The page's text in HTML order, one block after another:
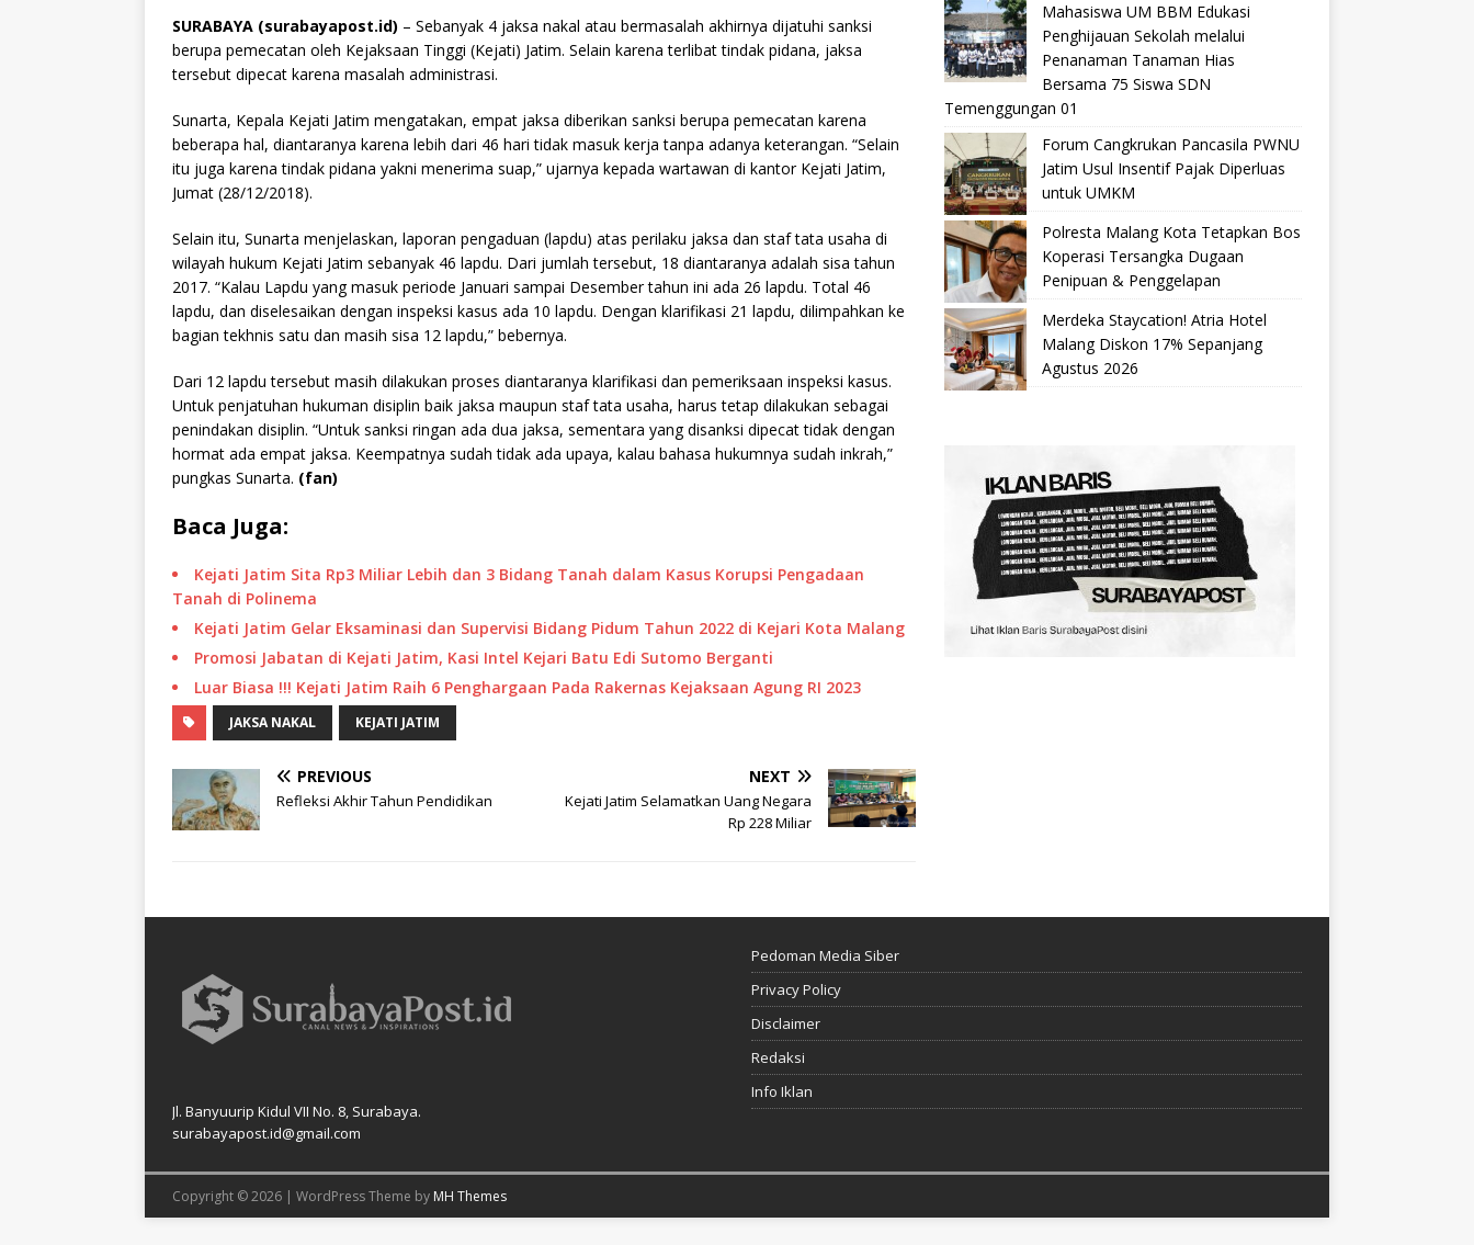
SURABAYA (surabayapost.id) – Sebanyak 4 jaksa nakal atau bermasalah akhirnya dijatuhi sanksi
berupa pemecatan oleh Kejaksaan Tinggi (Kejati) Jatim. Selain karena terlibat tindak pidana, jaksa
tersebut dipecat karena masalah administrasi.
Sunarta, Kepala Kejati Jatim mengatakan, empat jaksa diberikan sanksi berupa pemecatan karena
beberapa hal, diantaranya karena lebih dari 46 hari tidak masuk kerja tanpa adanya keterangan. “Selain
itu juga karena tindak pidana yakni menerima suap,” ujarnya kepada wartawan di kantor Kejati Jatim,
Jumat (28/12/2018).
Selain itu, Sunarta menjelaskan, laporan pengaduan (lapdu) atas perilaku jaksa dan staf tata usaha di
wilayah hukum Kejati Jatim sebanyak 46 lapdu. Dari jumlah tersebut, 18 diantaranya adalah sisa tahun
2017. “Kalau Lapdu yang masuk periode Januari sampai Desember tahun ini ada 26 lapdu. Total 46
lapdu, dan diselesaikan dengan inspeksi kasus ada 10 lapdu. Dengan klarifikasi 21 lapdu, dilimpahkan ke
bagian tekhnis satu dan masih sisa 12 lapdu,” bebernya.
Dari 12 lapdu tersebut masih dilakukan proses diantaranya klarifikasi dan pemeriksaan inspeksi kasus.
Untuk penjatuhan hukuman disiplin baik jaksa maupun staf tata usaha, harus tetap dilakukan sebagai
penindakan disiplin. “Untuk sanksi ringan ada dua jaksa, sementara yang disanksi dipecat tidak dengan
hormat ada empat jaksa. Keempatnya sudah tidak ada upaya, kalau bahasa hukumnya sudah inkrah,”
pungkas Sunarta. (fan)
Baca Juga:
Kejati Jatim Sita Rp3 Miliar Lebih dan 3 Bidang Tanah dalam Kasus Korupsi Pengadaan
Tanah di Polinema
Kejati Jatim Gelar Eksaminasi dan Supervisi Bidang Pidum Tahun 2022 di Kejari Kota Malang
Promosi Jabatan di Kejati Jatim, Kasi Intel Kejari Batu Edi Sutomo Berganti
Luar Biasa !!! Kejati Jatim Raih 6 Penghargaan Pada Rakernas Kejaksaan Agung RI 2023
JAKSA NAKAL KEJATI JATIM
PREVIOUS
Refleksi Akhir Tahun Pendidikan
NEXT
Kejati Jatim Selamatkan Uang Negara
Rp 228 Miliar
Mahasiswa UM BBM Edukasi
Penghijauan Sekolah melalui
Penanaman Tanaman Hias
Bersama 75 Siswa SDN
Temenggungan 01
Forum Cangkrukan Pancasila PWNU
Jatim Usul Insentif Pajak Diperluas
untuk UMKM
Polresta Malang Kota Tetapkan Bos
Koperasi Tersangka Dugaan
Penipuan & Penggelapan
Merdeka Staycation! Atria Hotel
Malang Diskon 17% Sepanjang
Agustus 2026
Jl. Banyuurip Kidul VII No. 8, Surabaya.
surabayapost.id@gmail.com
Pedoman Media Siber
Privacy Policy
Disclaimer
Redaksi
Info Iklan
Copyright © 2026 | WordPress Theme by MH Themes